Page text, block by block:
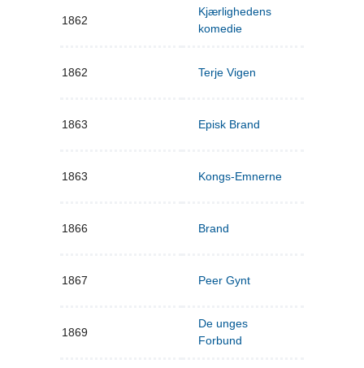
1862
Kjærlighedens
komedie
1862 Terje Vigen
1863 Episk Brand
1863 Kongs-Emnerne
1866 Brand
1867 Peer Gynt
1869
De unges
Forbund